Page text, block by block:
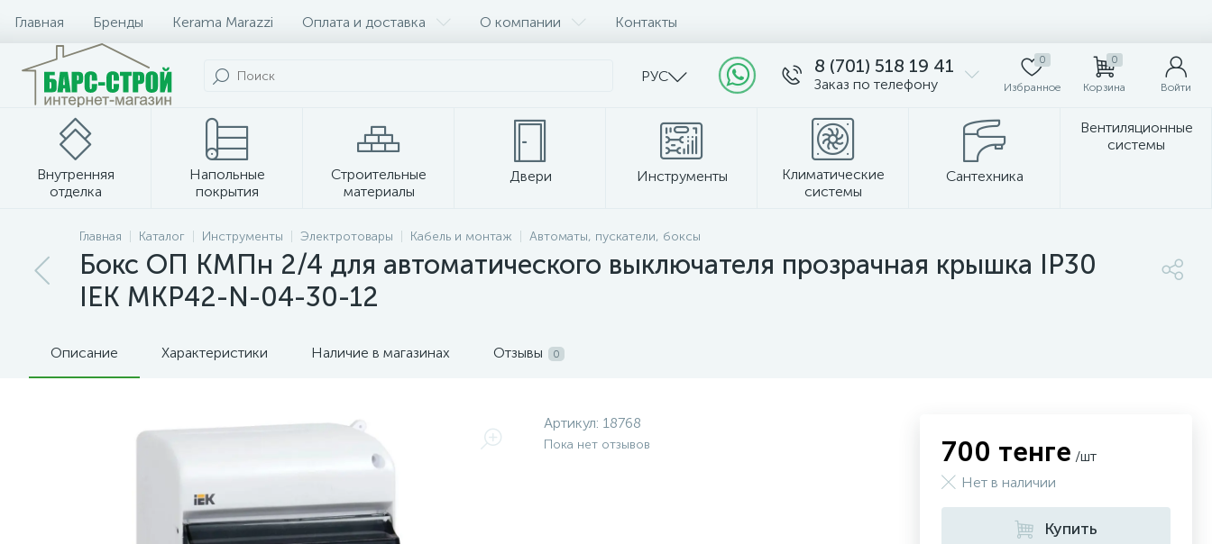
Главная Бренды Kerama Marazzi Оплата и доставка О компании Контакты
РУС 8 (701) 518 19 41
Заказ по телефону
0
Избранное
0
Корзина Войти
Внутренняя
отделка
Напольные
покрытия
Строительные
материалы
Двери Инструменты
Климатические
системы
Сантехника
Вентиляционные
системы
Плитка и керамогранит
Главная Каталог Инструменты Электротовары Кабель и монтаж Автоматы, пускатели, боксы
Бокс ОП КМПн 2/4 для автоматического выключателя прозрачная крышка IP30
IEK MKP42-N-04-30-12
Описание Характеристики Наличие в магазинах Отзывы 0
Артикул: 18768
Пока нет отзывов 700 тенге /шт
Нет в наличии
Купить